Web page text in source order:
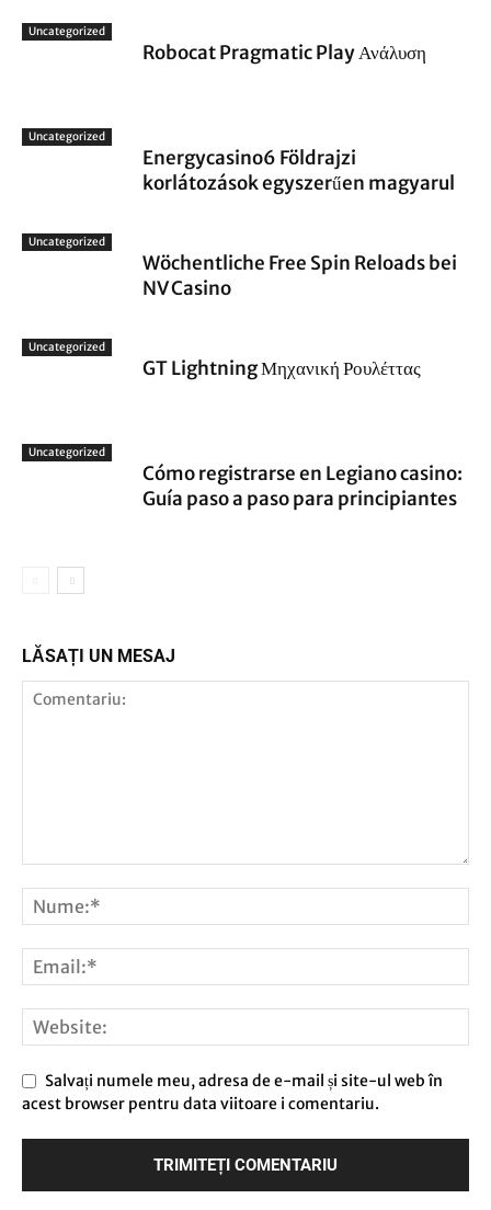
Uncategorized
Robocat Pragmatic Play Ανάλυση
Uncategorized
Energycasino6 Földrajzi
korlátozások egyszerűen magyarul
Uncategorized
Wöchentliche Free Spin Reloads bei
NV Casino
Uncategorized
GT Lightning Μηχανική Ρουλέττας
Uncategorized
Cómo registrarse en Legiano casino:
Guía paso a paso para principiantes
LĂSAȚI UN MESAJ
Salvați numele meu, adresa de e-mail și site-ul web în
acest browser pentru data viitoare i comentariu.